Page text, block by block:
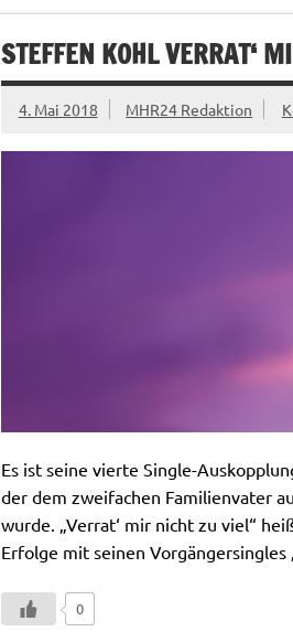
STEFFEN KOHL VERRAT‘
4. Mai 2018 MHR24 Redaktion
Es ist seine vierte Single-
der dem zweifachen Familienvater
wurde. „Verrat‘ mir nicht zu viel“
Erfolge mit seinen
0